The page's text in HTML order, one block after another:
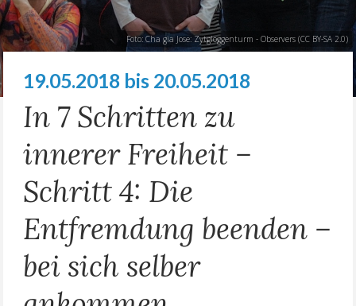
Foto: Cha gia Jose: Zytgloggenturm - Observers (CC BY-SA 2.0)
19.05.2018 bis 20.05.2018
In 7 Schritten zu
innerer Freiheit –
Schritt 4: Die
Entfremdung beenden –
bei sich selber